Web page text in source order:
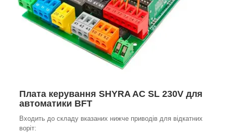
Плата керування SHYRA AC SL 230V для
автоматики BFT
Входить до складу вказаних нижче приводів для відкатних
воріт: